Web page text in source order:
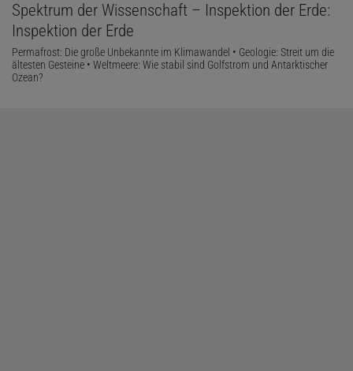
Spektrum der Wissenschaft – Inspektion der Erde:
Inspektion der Erde
Permafrost: Die große Unbekannte im Klimawandel • Geologie: Streit um die
ältesten Gesteine • Weltmeere: Wie stabil sind Golfstrom und Antarktischer
Ozean?